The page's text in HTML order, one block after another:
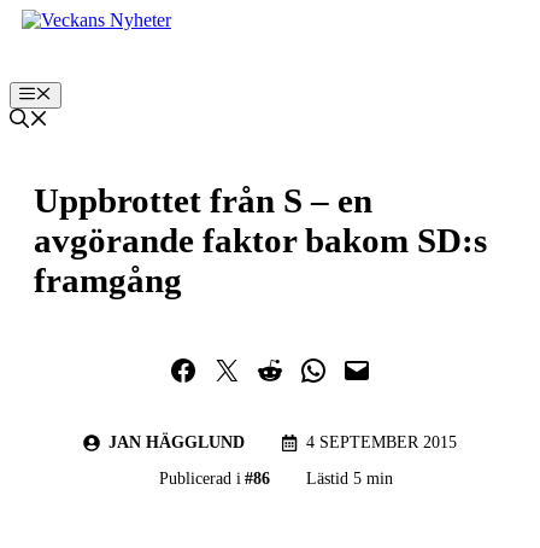
Hoppa
Meny
Uppbrottet från S – en
avgörande faktor bakom SD:s
framgång
Dela på Facebook
Dela på TwitterDela på RedditDela i WhatsApp
Maila en länk
JAN HÄGGLUND
4 SEPTEMBER 2015
Publicerad i #86 Lästid 5 min